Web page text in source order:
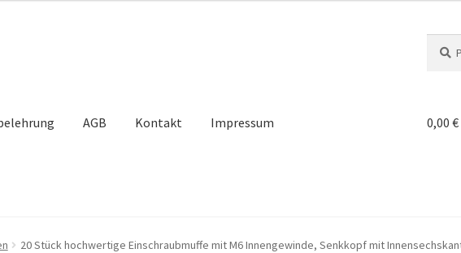
nach:
AGB Kontakt Impressum
Mein Konto Unsere Partner Versand Vertrag widerrufen
0,00 €
20 Stück hochwertige Einschraubmuffe mit M6 Innengewinde, Senkkopf mit